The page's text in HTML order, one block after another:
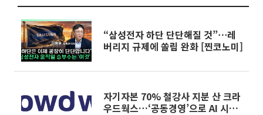
“삼성전자 하단 단단해질 것”⋯레
버리지 규제에 쏠림 완화 [찐코노미]
자기자본 70% 철강사 지분 산 크라
우드웍스…‘공동경영’으로 AI 시너